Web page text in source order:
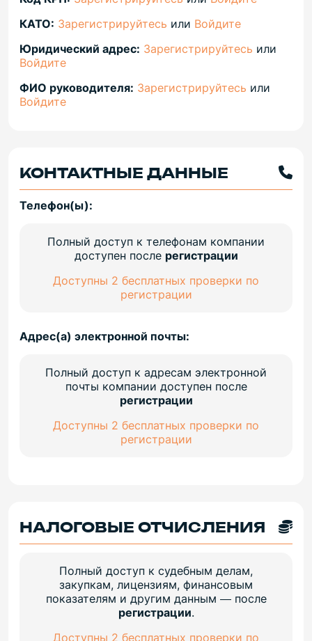
КАТО: Зарегистрируйтесь или Войдите
Юридический адрес: Зарегистрируйтесь или
Войдите
ФИО руководителя: Зарегистрируйтесь или
Войдите
КОНТАКТНЫЕ ДАННЫЕ
Телефон(ы):
Полный доступ к телефонам компании
доступен после регистрации
Доступны 2 бесплатных проверки по
регистрации
Адрес(а) электронной почты:
Полный доступ к адресам электронной
почты компании доступен после
регистрации
Доступны 2 бесплатных проверки по
регистрации
НАЛОГОВЫЕ ОТЧИСЛЕНИЯ
Полный доступ к судебным делам,
закупкам, лицензиям, финансовым
показателям и другим данным — после
регистрации.
Доступны 2 бесплатных проверки по